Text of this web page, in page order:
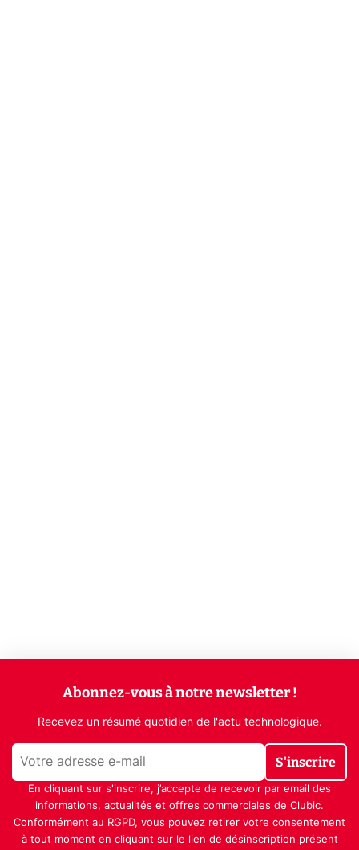
Abonnez-vous à notre newsletter !
Recevez un résumé quotidien de l'actu technologique.
S'inscrire
En cliquant sur s'inscrire, j’accepte de recevoir par email des
informations, actualités et offres commerciales de Clubic.
Conformément au RGPD, vous pouvez retirer votre consentement
à tout moment en cliquant sur le lien de désinscription présent